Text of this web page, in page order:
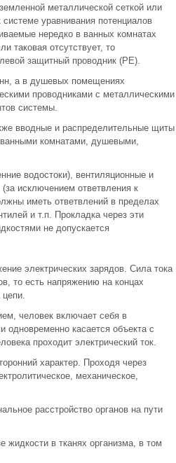
металлической сеткой или
уравнивания потенциалов
нередко в ванных комнатах
таковая отсутствует, то
защитный проводник (РЕ).
а в душевых помещениях
проводниками с металлическими
системы.
вводные и распределительные щиты
ванными комнатами, душевыми,
водостоки), вентиляционные и
исключением ответвления к
иметь ответвлений в пределах
и т.п. Прокладка через эти
не допускается
электрических зарядов. Сила тока
то есть напряжению на концах
цепи.
человек включает себя в
одновременно касается объекта с
проходит электрический ток.
характер. Проходя через
механическое,
расстройство органов на пути
жидкости в тканях организма, в том